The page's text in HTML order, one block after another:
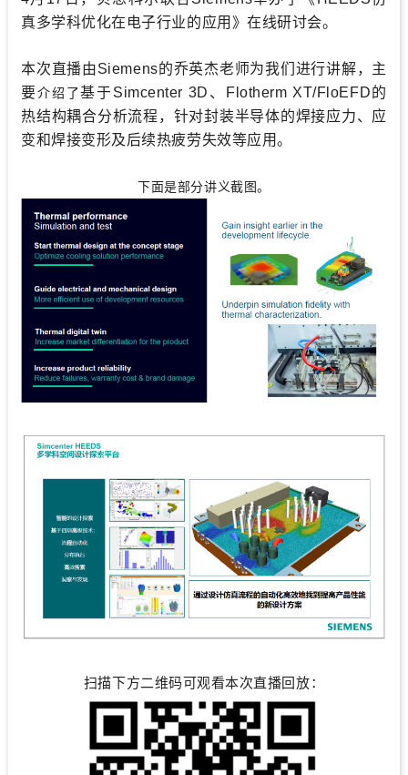
真多学科优化在电子行业的应用》在线研讨会。
本次直播由Siemens的乔英杰老师为我们进行讲解，主
要介绍了基于Simcenter 3D、Flotherm XT/FloEFD的
热结构耦合分析流程，针对封装半导体的焊接应力、应
变和焊接变形及后续热疲劳失效等应用。
下面是部分讲义截图。
扫描下方二维码可观看本次直播回放：